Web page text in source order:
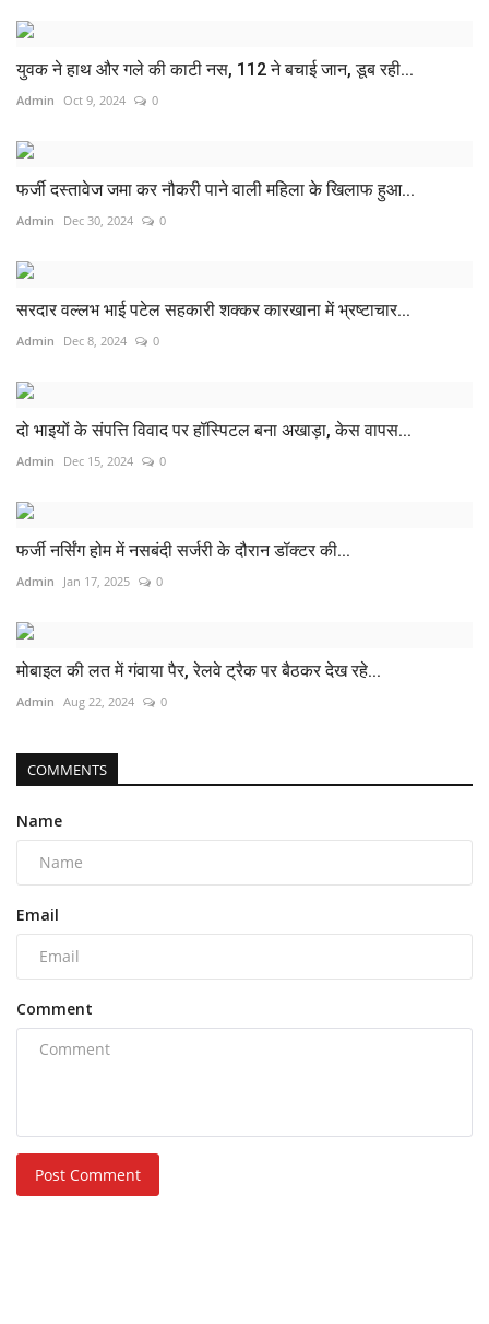
युवक ने हाथ और गले की काटी नस, 112 ने बचाई जान, डूब रही...
Admin Oct 9, 2024 0
फर्जी दस्तावेज जमा कर नौकरी पाने वाली महिला के खिलाफ हुआ...
Admin Dec 30, 2024 0
सरदार वल्लभ भाई पटेल सहकारी शक्कर कारखाना में भ्रष्टाचार...
Admin Dec 8, 2024 0
दो भाइयों के संपत्ति विवाद पर हॉस्पिटल बना अखाड़ा, केस वापस...
Admin Dec 15, 2024 0
फर्जी नर्सिंग होम में नसबंदी सर्जरी के दौरान डॉक्टर की...
Admin Jan 17, 2025 0
मोबाइल की लत में गंवाया पैर, रेलवे ट्रैक पर बैठकर देख रहे...
Admin Aug 22, 2024 0
COMMENTS
Name
Email
Comment
Post Comment